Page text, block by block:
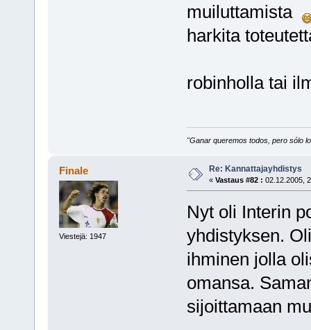
muiluttamista
harkita
robinholla tai
"Ganar queremos todos, pero sólo
Finale
Viestejä: 1947
Re: Kannattajayhdistys
« Vastaus #82 : 02.12.2005,
Nyt oli Interin
yhdistyksen.
ihminen jolla
omansa.
sijoittamaan